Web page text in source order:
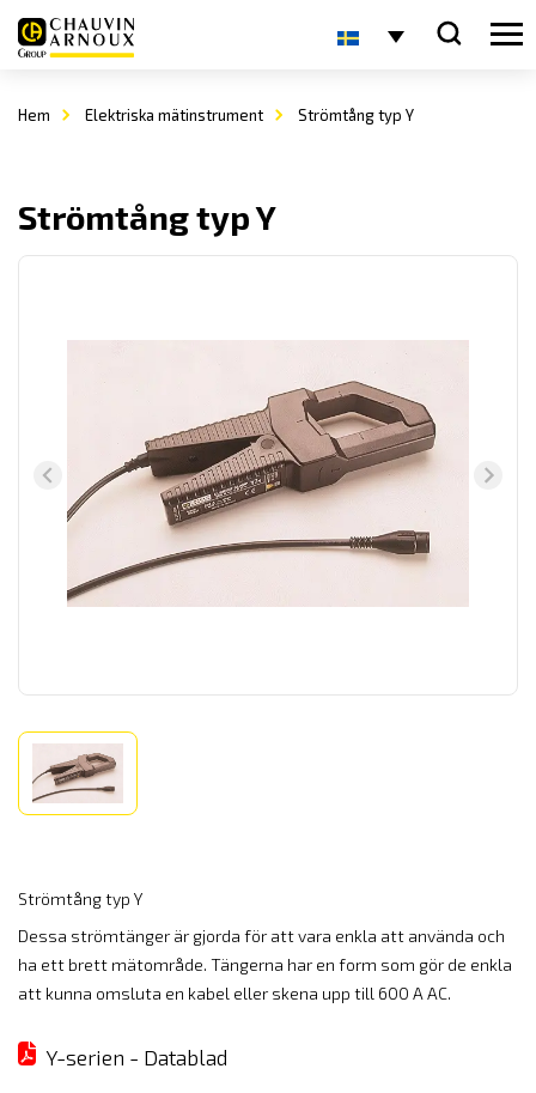
Hem Elektriska mätinstrument Strömtång typ Y
Strömtång typ Y
Strömtång typ Y
Dessa strömtänger är gjorda för att vara enkla att använda och
ha ett brett mätområde. Tängerna har en form som gör de enkla
att kunna omsluta en kabel eller skena upp till 600 A AC.
Y-serien - Datablad